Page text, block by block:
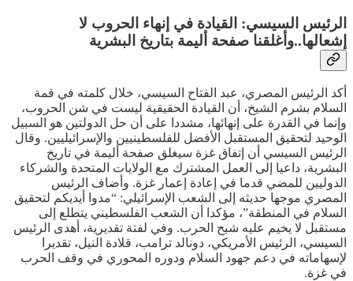
الرئيس السيسي: القيادة في إنهاء الحروب لا
إشعالها..وأغلقنا صفحة أليمة بتاريخ البشرية
أكد الرئيس المصري، عبد الفتاح السيسي، خلال كلمته في قمة
السلام بشرم الشيخ، أن القيادة الحقيقية ليست في شن الحروب،
وإنما في القدرة على إنهائها، مشددا على أن حل الدولتين هو السبيل
الوحيد لتحقيق المستقبل الأفضل للفلسطينيين والإسرائيليين. وقال
الرئيس السيسي أن إتفاق غزة سيغلق صفحة أليمة في تاريخ
البشرية، داعيا إلى العمل المشترك مع الولايات المتحدة والشركاء
الدوليين للمضي قدما في إعادة إعمار غزة. وأضاف الرئيس
المصري موجها حديثه إلى الشعب الإسرائيلي: “مدوا أيديكم لتحقيق
السلام في المنطقة”، مؤكدا أن الشعب الفلسطيني يتطلع إلى
مستقبل لا يخيم عليه شبح الحرب. وفي لفتة تقديرية، أهدى الرئيس
السيسي، الرئيس الأمريكي، دونالد ترامب، قلادة النيل، تقديرا
لإسهاماته في دعم جهود السلام ودوره المحوري في وقف الحرب
في غزة.